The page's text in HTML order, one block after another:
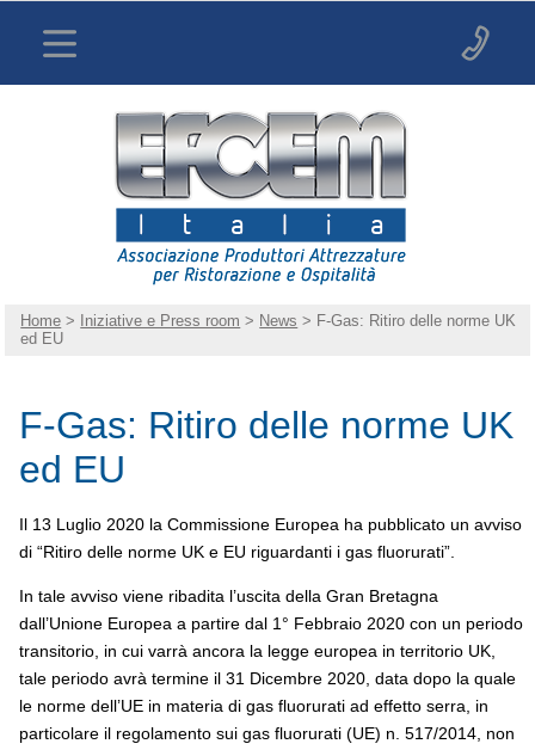
Home > Iniziative e Press room > News > F-Gas: Ritiro delle norme UK
ed EU
F-Gas: Ritiro delle norme UK
ed EU
Il 13 Luglio 2020 la Commissione Europea ha pubblicato un avviso
di “Ritiro delle norme UK e EU riguardanti i gas fluorurati”.
In tale avviso viene ribadita l’uscita della Gran Bretagna
dall’Unione Europea a partire dal 1° Febbraio 2020 con un periodo
transitorio, in cui varrà ancora la legge europea in territorio UK,
tale periodo avrà termine il 31 Dicembre 2020, data dopo la quale
le norme dell’UE in materia di gas fluorurati ad effetto serra, in
particolare il regolamento sui gas fluorurati (UE) n. 517/2014, non